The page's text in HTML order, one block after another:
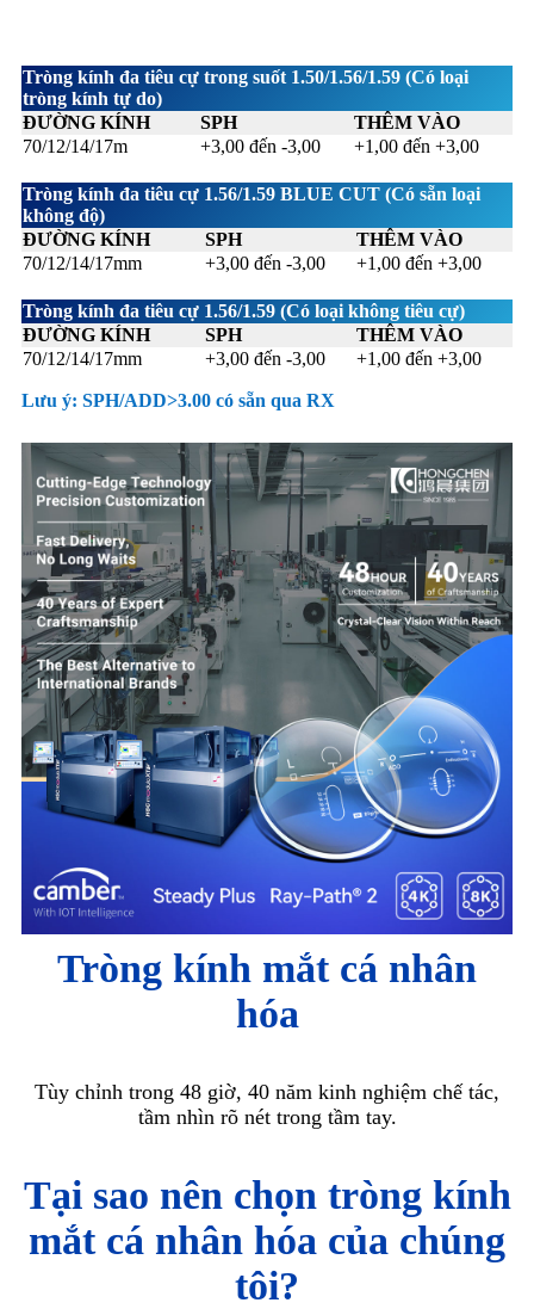
Tròng kính đa tiêu cự trong suốt 1.50/1.56/1.59 (Có loại
tròng kính tự do)
ĐƯỜNG KÍNH
SPH
THÊM VÀO
70/12/14/17m
+3,00 đến -3,00 +1,00 đến +3,00
Tròng kính đa tiêu cự 1.56/1.59 BLUE CUT (Có sẵn loại
không độ)
ĐƯỜNG KÍNH
SPH
THÊM VÀO
70/12/14/17mm
+3,00 đến -3,00 +1,00 đến +3,00
Tròng kính đa tiêu cự 1.56/1.59 (Có loại không tiêu cự)
ĐƯỜNG KÍNH
SPH
THÊM VÀO
70/12/14/17mm
+3,00 đến -3,00 +1,00 đến +3,00
Lưu ý: SPH/ADD>3.00 có sẵn qua RX
Tròng kính mắt cá nhân
hóa
Tùy chỉnh trong 48 giờ, 40 năm kinh nghiệm chế tác,
tầm nhìn rõ nét trong tầm tay.
Tại sao nên chọn tròng kính
mắt cá nhân hóa của chúng
tôi?